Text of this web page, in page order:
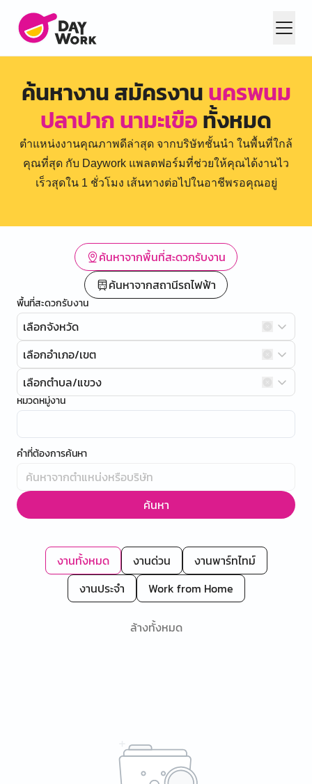
ค้นหางาน สมัครงานนครพนม
ปลาปาก นามะเขือทั้งหมด
ตำแหน่งงานคุณภาพดีล่าสุด จากบริษัทชั้นนำ ในพื้นที่ใกล้
คุณที่สุด กับ Daywork แพลตฟอร์มที่ช่วยให้คุณได้งานไว
เร็วสุดใน 1 ชั่วโมง เส้นทางต่อไปในอาชีพรอคุณอยู่
ค้นหาจากพื้นที่สะดวกรับงาน
ค้นหาจากสถานีรถไฟฟ้า
พื้นที่สะดวกรับงาน
เลือกจังหวัด
เลือกอำเภอ/เขต
เลือกตำบล/แขวง
หมวดหมู่งาน
คำที่ต้องการค้นหา
ค้นหา
งานทั้งหมด งานด่วน
งานพาร์ทไทม์
งานประจำ
Work from Home
ล้างทั้งหมด